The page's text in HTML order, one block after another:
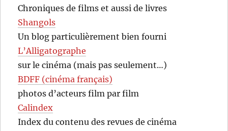
Chroniques de films et aussi de livres
Shangols
Un blog particulièrement bien fourni
L’Alligatographe
sur le cinéma (mais pas seulement…)
BDFF (cinéma français)
photos d’acteurs film par film
Calindex
Index du contenu des revues de cinéma